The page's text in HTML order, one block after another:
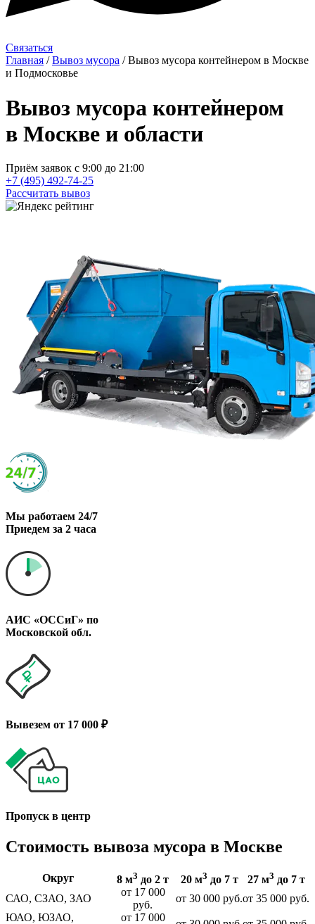
Связаться
Главная / Вывоз мусора / Вывоз мусора контейнером в Москве
и Подмосковье
Вывоз мусора контейнером
в Москве и области
Приём заявок с 9:00 до 21:00
+7 (495) 492-74-25
Рассчитать вывоз
Мы работаем 24/7
Приедем за 2 часа
АИС «ОССиГ» по
Московской обл.
Вывезем от 17 000 ₽
Пропуск в центр
Стоимость вывоза мусора в Москве
Округ 8 м3 до 2 т 20 м3 до 7 т 27 м3 до 7 т
САО, СЗАО, ЗАО
от 17 000
руб.
от 30 000 руб.от 35 000 руб.
ЮАО, ЮЗАО,
от 17 000